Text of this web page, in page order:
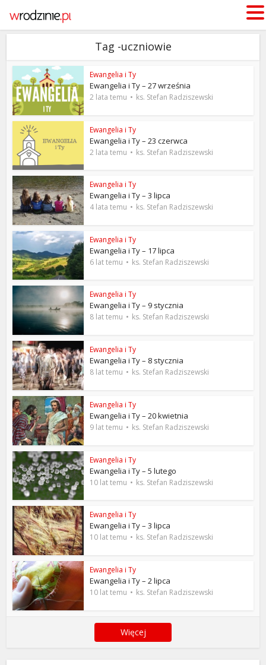
Tag -uczniowie
Ewangelia i Ty
Ewangelia i Ty – 27 września
2 lata temu ks. Stefan Radziszewski
Ewangelia i Ty
Ewangelia i Ty – 23 czerwca
2 lata temu ks. Stefan Radziszewski
Ewangelia i Ty
Ewangelia i Ty – 3 lipca
4 lata temu ks. Stefan Radziszewski
Ewangelia i Ty
Ewangelia i Ty – 17 lipca
6 lat temu ks. Stefan Radziszewski
Ewangelia i Ty
Ewangelia i Ty – 9 stycznia
8 lat temu ks. Stefan Radziszewski
Ewangelia i Ty
Ewangelia i Ty – 8 stycznia
8 lat temu ks. Stefan Radziszewski
Ewangelia i Ty
Ewangelia i Ty – 20 kwietnia
9 lat temu ks. Stefan Radziszewski
Ewangelia i Ty
Ewangelia i Ty – 5 lutego
10 lat temu ks. Stefan Radziszewski
Ewangelia i Ty
Ewangelia i Ty – 3 lipca
10 lat temu ks. Stefan Radziszewski
Ewangelia i Ty
Ewangelia i Ty – 2 lipca
10 lat temu ks. Stefan Radziszewski
Więcej